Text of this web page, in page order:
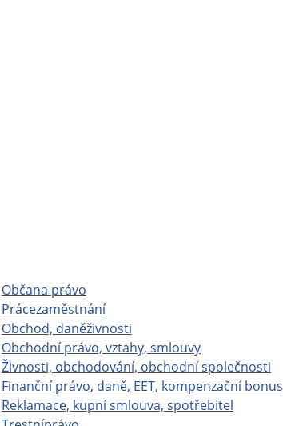
Občana právo
Prácezaměstnání
Obchod, daněživnosti
Obchodní právo, vztahy, smlouvy
Živnosti, obchodování, obchodní společnosti
Finanční právo, daně, EET, kompenzační bonus
Reklamace, kupní smlouva, spotřebitel